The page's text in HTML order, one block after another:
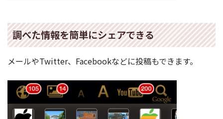
調べた情報を簡単にシェアできる
メールやTwitter、Facebookなどに投稿もできます。